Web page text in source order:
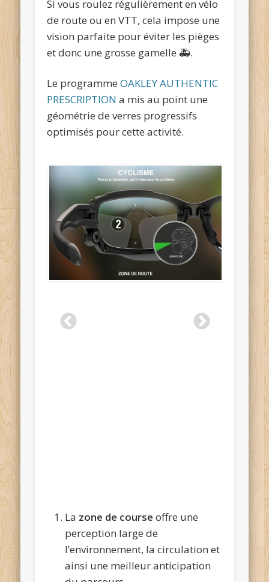
Si vous roulez régulièrement en vélo
de route ou en VTT, cela impose une
vision parfaite pour éviter les pièges
et donc une grosse gamelle 🚑.
Le programmeOAKLEY AUTHENTIC
PRESCRIPTION a mis au point une
géométrie de verres progressifs
optimisés pour cette activité.
La zone de course offre une
perception large de
l’environnement, la circulation et
ainsi une meilleur anticipation